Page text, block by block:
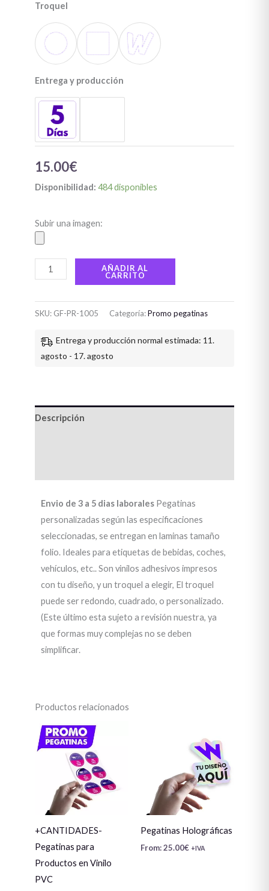
Troquel
Entrega y producción
15.00€
Disponibilidad: 484 disponibles
Subir una imagen:
AÑADIR AL
CARRITO
SKU: GF-PR-1005 Categoría:Promo pegatinas
Entrega y producción normal estimada: 11.
agosto - 17. agosto
Descripción
Envio de 3 a 5 dias laboralesPegatinas
personalizadas según las especificaciones
seleccionadas, se entregan en laminas tamaño
folio. Ideales para etiquetas de bebidas, coches,
vehículos, etc.. Son vinilos adhesivos impresos
con tu diseño, y un troquel a elegir, El troquel
puede ser redondo, cuadrado, o personalizado.
(Este último esta sujeto a revisión nuestra, ya
que formas muy complejas no se deben
simplificar.
Productos relacionados
+CANTIDADES-
Pegatinas para
Productos en Vinilo
PVC
Pegatinas Holográficas
From:25.00€ +IVA